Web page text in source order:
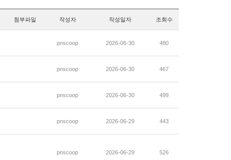
첨부파일 작성자 작성일자 조회수
pnscoop 2026-06-30 480
pnscoop 2026-06-30 467
pnscoop 2026-06-30 499
pnscoop 2026-06-29 443
pnscoop 2026-06-29 526